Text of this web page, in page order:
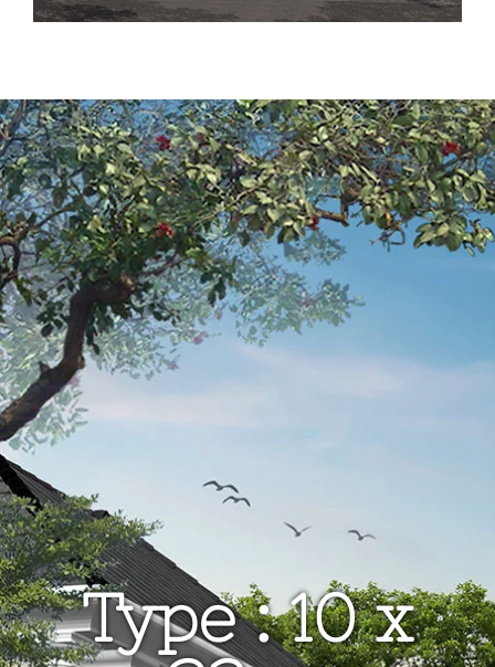
Type : 10 x